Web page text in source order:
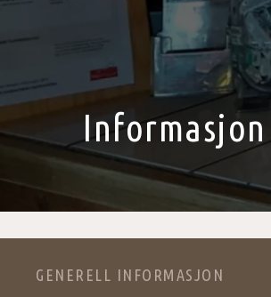
Informasjon
GENERELL INFORMASJON